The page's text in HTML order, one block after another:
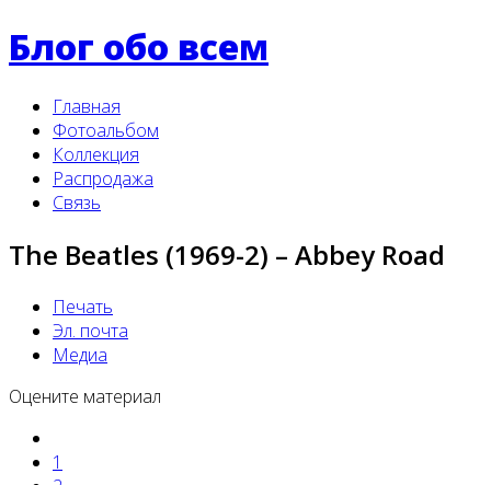
Блог обо всем
Главная
Фотоальбом
Коллекция
Распродажа
Связь
The Beatles (1969-2) ‎– Abbey Road
Печать
Эл. почта
Медиа
Оцените материал
1